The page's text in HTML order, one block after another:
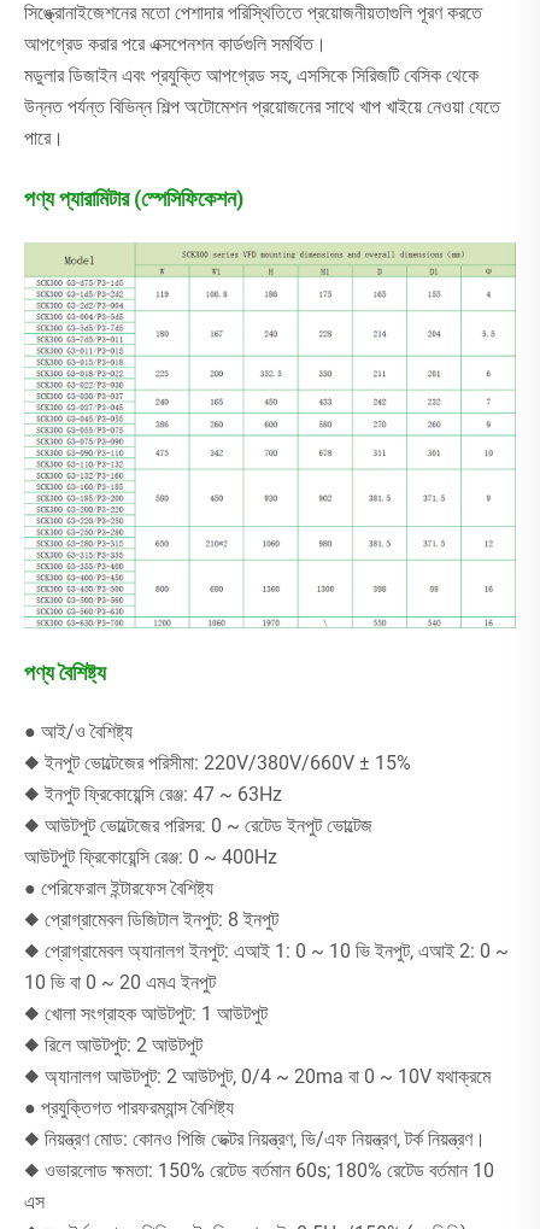
সিঙ্ক্রোনাইজেশনের মতো পেশাদার পরিস্থিতিতে প্রয়োজনীয়তাগুলি পূরণ করতে
আপগ্রেড করার পরে এক্সপেনশন কার্ডগুলি সমর্থিত।
মডুলার ডিজাইন এবং প্রযুক্তি আপগ্রেড সহ, এসসিকে সিরিজটি বেসিক থেকে
উন্নত পর্যন্ত বিভিন্ন শিল্প অটোমেশন প্রয়োজনের সাথে খাপ খাইয়ে নেওয়া যেতে
পারে।
পণ্য প্যারামিটার (স্পেসিফিকেশন)
পণ্য বৈশিষ্ট্য
● আই/ও বৈশিষ্ট্য
◆ ইনপুট ভোল্টেজের পরিসীমা: 220V/380V/660V ± 15%
◆ ইনপুট ফ্রিকোয়েন্সি রেঞ্জ: 47 ~ 63Hz
◆ আউটপুট ভোল্টেজের পরিসর: 0 ~ রেটেড ইনপুট ভোল্টেজ
আউটপুট ফ্রিকোয়েন্সি রেঞ্জ: 0 ~ 400Hz
● পেরিফেরাল ইন্টারফেস বৈশিষ্ট্য
◆ প্রোগ্রামেবল ডিজিটাল ইনপুট: 8 ইনপুট
◆ প্রোগ্রামেবল অ্যানালগ ইনপুট: এআই 1: 0 ~ 10 ভি ইনপুট, এআই 2: 0 ~
10 ভি বা 0 ~ 20 এমএ ইনপুট
◆ খোলা সংগ্রাহক আউটপুট: 1 আউটপুট
◆ রিলে আউটপুট: 2 আউটপুট
◆ অ্যানালগ আউটপুট: 2 আউটপুট, 0/4 ~ 20ma বা 0 ~ 10V যথাক্রমে
● প্রযুক্তিগত পারফরম্যান্স বৈশিষ্ট্য
◆ নিয়ন্ত্রণ মোড: কোনও পিজি ভেক্টর নিয়ন্ত্রণ, ভি/এফ নিয়ন্ত্রণ, টর্ক নিয়ন্ত্রণ।
◆ ওভারলোড ক্ষমতা: 150% রেটেড বর্তমান 60s; 180% রেটেড বর্তমান 10
এস